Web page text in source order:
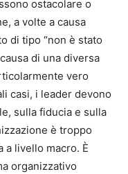
ostacolare o
a volte a causa
di tipo “non è stato
di una diversa
vero
casi, i leader devono
sulla fiducia e sulla
è troppo
a livello macro. È
organizzativo